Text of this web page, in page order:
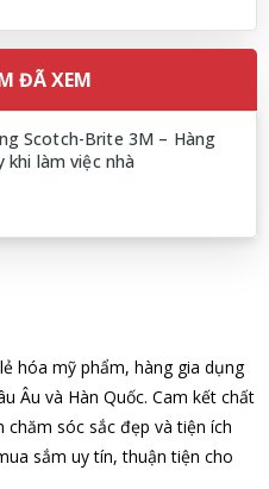
phẩm Sữa tắm Pigeon Baby
Men Vi Sinh BioGaia
Sữa Meiji số 0 Hohoemi
(hộp thiếc 800g)
ĐÃ XEM
Scotch-Brite 3M – Hàng
khi làm việc nhà
hóa mỹ phẩm, hàng gia dụng
Âu và Hàn Quốc. Cam kết chất
sóc sắc đẹp và tiện ích
sắm uy tín, thuận tiện cho